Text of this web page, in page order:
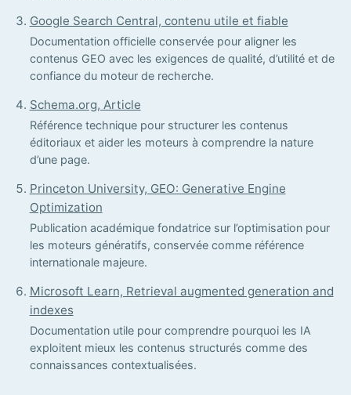
Google Search Central, contenu utile et fiable
Documentation officielle conservée pour aligner les
contenus GEO avec les exigences de qualité, d’utilité et de
confiance du moteur de recherche.
Schema.org, Article
Référence technique pour structurer les contenus
éditoriaux et aider les moteurs à comprendre la nature
d’une page.
Princeton University, GEO: Generative Engine
Optimization
Publication académique fondatrice sur l’optimisation pour
les moteurs génératifs, conservée comme référence
internationale majeure.
Microsoft Learn, Retrieval augmented generation and
indexes
Documentation utile pour comprendre pourquoi les IA
exploitent mieux les contenus structurés comme des
connaissances contextualisées.